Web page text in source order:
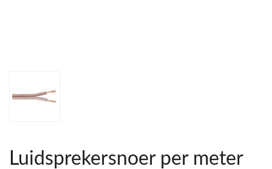
Luidsprekersnoer per meter